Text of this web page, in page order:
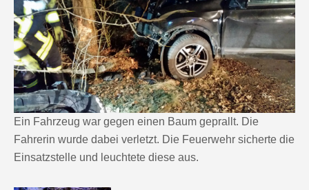
Ein Fahrzeug war gegen einen Baum geprallt. Die
Fahrerin wurde dabei verletzt. Die Feuerwehr sicherte die
Einsatzstelle und leuchtete diese aus.